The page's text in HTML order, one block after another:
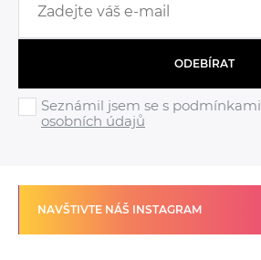
ODEBÍRAT
Seznámil jsem se s podmínkami
osobních údajů
NAVŠTIVTE NÁŠ INSTAGRAM